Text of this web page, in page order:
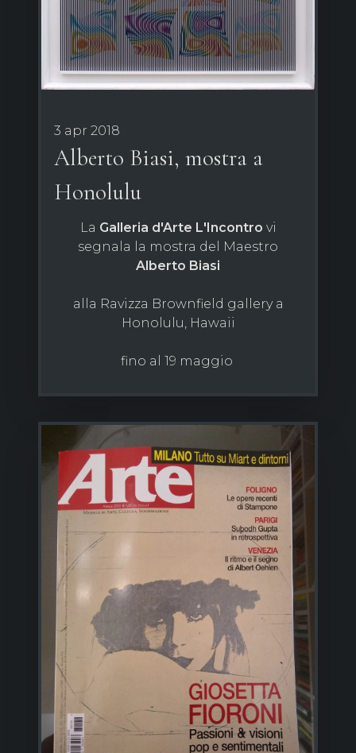
3 apr 2018
Alberto Biasi, mostra a
Honolulu
La Galleria d'Arte L'Incontro vi
segnala la mostra del Maestro
Alberto Biasi
alla Ravizza Brownfield gallery a
Honolulu, Hawaii
fino al 19 maggio